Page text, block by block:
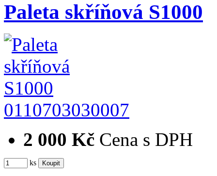
Paleta skříňová S1000
0110703030007
2 000 Kč Cena s DPH
ks